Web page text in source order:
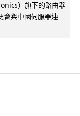
）旗下的路由器
會與中國伺服器連